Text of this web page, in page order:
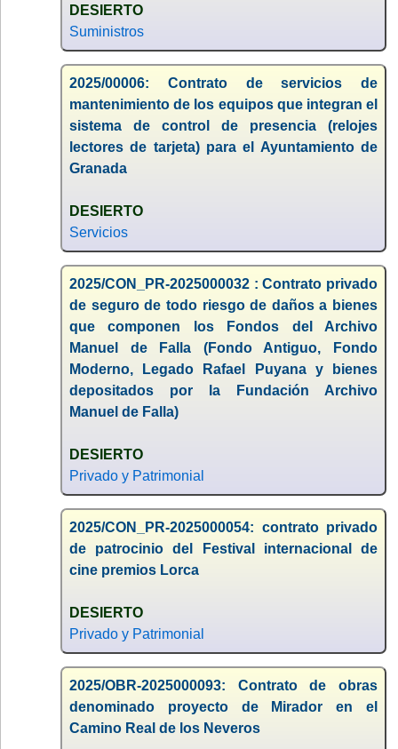
DESIERTO
Suministros
2025/00006: Contrato de servicios de
mantenimiento de los equipos que integran el
sistema de control de presencia (relojes
lectores de tarjeta) para el Ayuntamiento de
Granada
DESIERTO
Servicios
2025/CON_PR-2025000032 : Contrato privado
de seguro de todo riesgo de daños a bienes
que componen los Fondos del Archivo
Manuel de Falla (Fondo Antiguo, Fondo
Moderno, Legado Rafael Puyana y bienes
depositados por la Fundación Archivo
Manuel de Falla)
DESIERTO
Privado y Patrimonial
2025/CON_PR-2025000054: contrato privado
de patrocinio del Festival internacional de
cine premios Lorca
DESIERTO
Privado y Patrimonial
2025/OBR-2025000093: Contrato de obras
denominado proyecto de Mirador en el
Camino Real de los Neveros